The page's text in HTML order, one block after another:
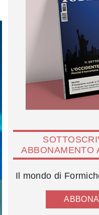
ABBONAMENTO
Il mondo di